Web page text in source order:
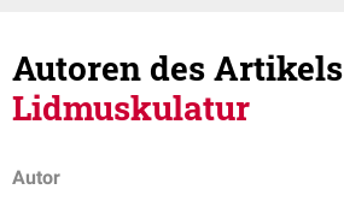
Autoren des Artikels
Lidmuskulatur
Autor